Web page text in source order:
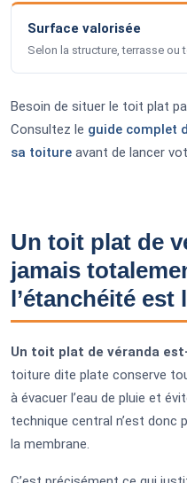
Surface valorisée
Selon la structure, terrasse ou
Besoin de situer le toit plat
Consultez le guide complet
sa toiture avant de lancer
Un toit plat de
jamais
l’étanchéité est
Un toit plat de véranda
toiture dite plate conserve
à évacuer l’eau de pluie et
technique central n’est donc
la membrane.